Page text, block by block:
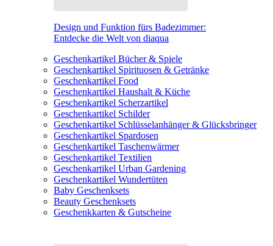
Design und Funktion fürs Badezimmer:
Entdecke die Welt von diaqua
Geschenkartikel Bücher & Spiele
Geschenkartikel Spirituosen & Getränke
Geschenkartikel Food
Geschenkartikel Haushalt & Küche
Geschenkartikel Scherzartikel
Geschenkartikel Schilder
Geschenkartikel Schlüsselanhänger & Glücksbringer
Geschenkartikel Spardosen
Geschenkartikel Taschenwärmer
Geschenkartikel Textilien
Geschenkartikel Urban Gardening
Geschenkartikel Wundertüten
Baby Geschenksets
Beauty Geschenksets
Geschenkkarten & Gutscheine